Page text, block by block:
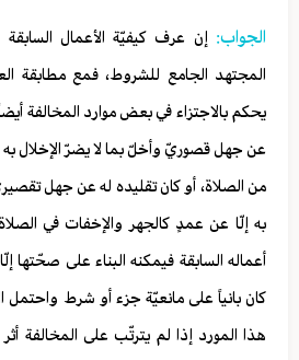
الجواب: إن عرف كيفيّة الأعمال
المجتهد الجامع للشروط، فمع مطابقة
يحكم بالاجتزاء في بعض موارد المخالفة
عن جهل قصوريّ وأخلّ بما لا يضرّ الإخلال به
من الصلاة، أو كان تقليده له عن جهل
به إلّا عن عمدٍ كالجهر والإخفات في
أعماله السابقة فيمكنه البناء على صحّتها
كان بانياً على مانعيّة جزء أو شرط واحتمل
هذا المورد إذا لم ‏‏يترتّب على المخالفة